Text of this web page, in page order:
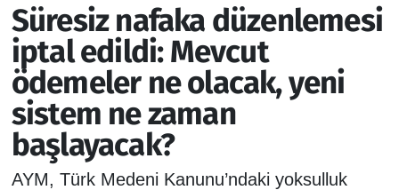
Süresiz nafaka düzenlemesi
iptal edildi: Mevcut
ödemeler ne olacak, yeni
sistem ne zaman
başlayacak?
AYM, Türk Medeni Kanunu’ndaki yoksulluk
GENEL
EKONOMİ
SİYASET
SPOR
İzmir Trafik Yoğunluk Haritası
Puan Durumu ve Fikstür
Tüm Manşetler
Son Dakika Haberleri